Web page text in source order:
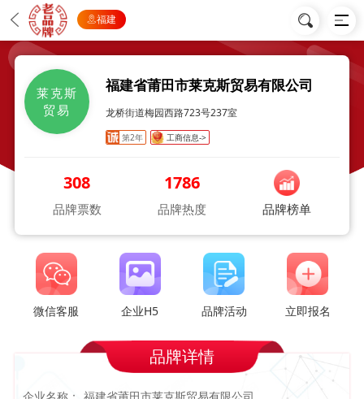
福建
莱克斯
贸易
福建省莆田市莱克斯贸易有限公司
龙桥街道梅园西路723号237室
第2年 工商信息->
308
品牌票数
1786
品牌热度 品牌榜单
微信客服 企业H5 品牌活动 立即报名
品牌详情